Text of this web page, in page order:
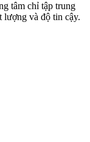
tâm chỉ tập trung
lượng và độ tin cậy.